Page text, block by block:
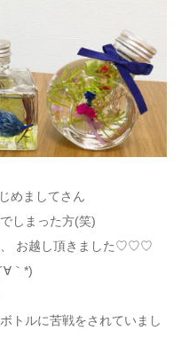
めましてさん
しまった方(笑)
、 お越し頂きました♡♡♡
｀*)
トルに苦戦をされていまし